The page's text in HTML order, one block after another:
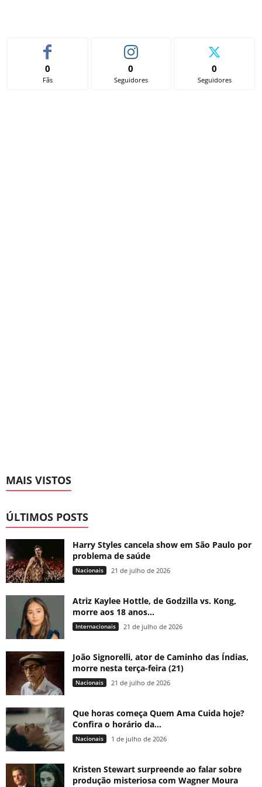
0
Fãs
0
Seguidores
0
Seguidores
MAIS VISTOS
ÚLTIMOS POSTS
Harry Styles cancela show em São Paulo por
problema de saúde
Nacionais 21 de julho de 2026
Atriz Kaylee Hottle, de Godzilla vs. Kong,
morre aos 18 anos...
Internacionais 21 de julho de 2026
João Signorelli, ator de Caminho das Índias,
morre nesta terça-feira (21)
Nacionais 21 de julho de 2026
Que horas começa Quem Ama Cuida hoje?
Confira o horário da...
Nacionais 1 de julho de 2026
Kristen Stewart surpreende ao falar sobre
produção misteriosa com Wagner Moura